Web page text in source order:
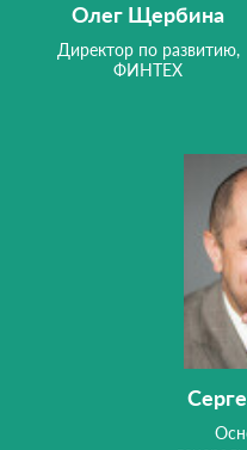
Олег Щербина
Директор по развитию,
ФИНТЕХ